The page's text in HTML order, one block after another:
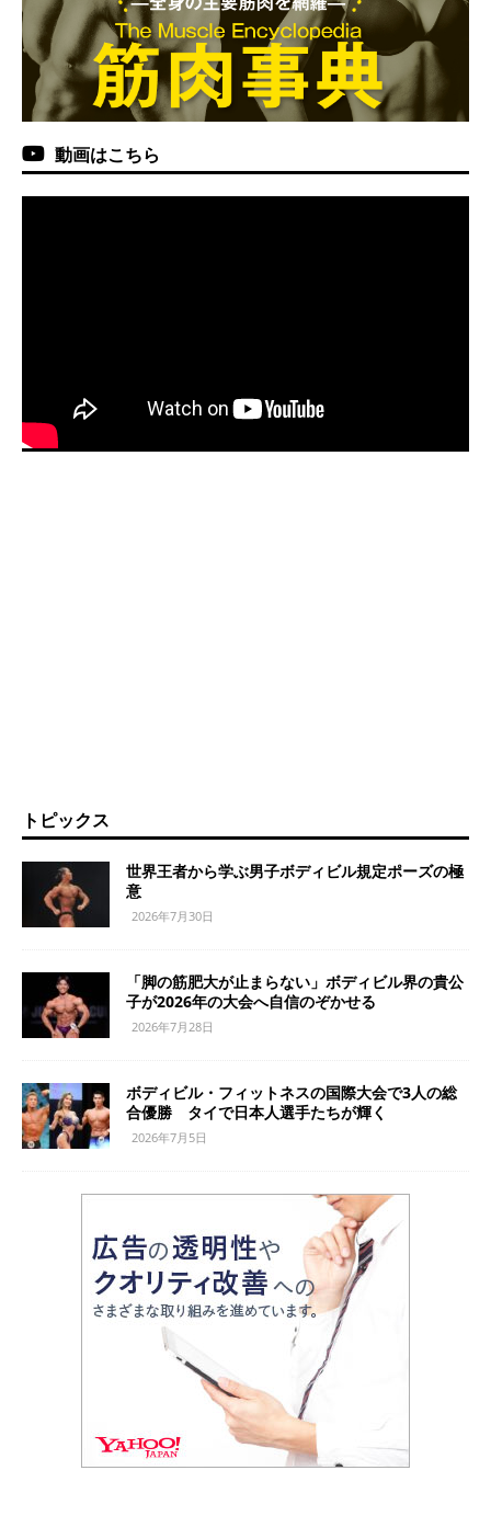
動画はこちら
トピックス
世界王者から学ぶ男子ボディビル規定ポーズの極
意
2026年7月30日
「脚の筋肥大が止まらない」ボディビル界の貴公
子が2026年の大会へ自信のぞかせる
2026年7月28日
ボディビル・フィットネスの国際大会で3人の総
合優勝 タイで日本人選手たちが輝く
2026年7月5日